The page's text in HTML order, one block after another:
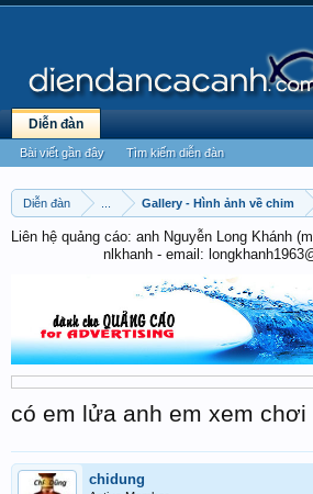
Diễn đàn Gallery - Hình ảnh về chim
Liên hệ quảng cáo: anh Nguyễn Long Khánh
nlkhanh - email:
có em lửa anh em xem chơi
chidung
Diễn đàn
Bài viết gần đây Tìm kiếm diễn đàn